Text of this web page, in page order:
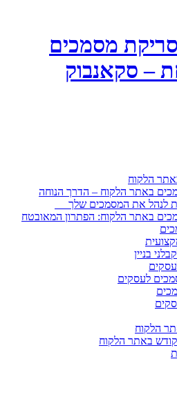
מסמכים
– סקאנבוק
הלקוח
באתר הלקוח – הדרך הנוחה
לנהל את המסמכים שלך
באתר הלקוח: הפתרון המאובטח
בניין
לעסקים
הלקוח
באתר הלקוח